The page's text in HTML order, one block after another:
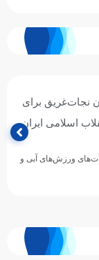
نجات‌غریق برای
اسلامی ایران
ورزش‌های آبی و